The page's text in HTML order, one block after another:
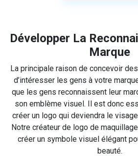
Développer La
Marque
La principale raison de concevoir
d’intéresser les gens à votre
que les gens reconnaissent leur
son emblème visuel. Il est donc
créer un logo qui deviendra le
Notre créateur de logo de
créer un symbole visuel élégant
beauté.